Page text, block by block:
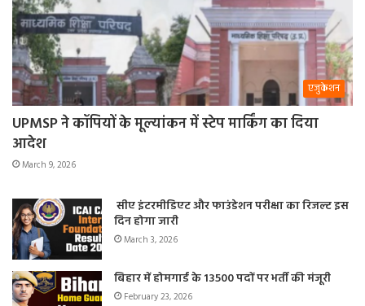
एजुकेशन
UPMSP ने कॉपियों के मूल्यांकन में स्टेप मार्किंग का दिया
आदेश
March 9, 2026
सीए इंटरमीडिएट और फाउंडेशन परीक्षा का रिजल्ट इस
दिन होगा जारी
March 3, 2026
बिहार में होमगार्ड के 13500 पदों पर भर्ती की मंजूरी
February 23, 2026